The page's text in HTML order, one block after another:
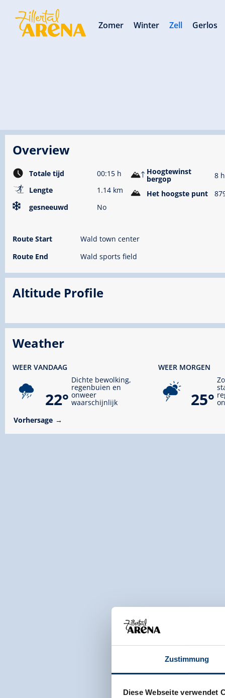
Zustimmung
Diese Webseite verwendet
Overview
Totale tijd 00:15 h
🅇 Lengte
1.14 km
gesneeuwd
No
Hoogtewinst
bergop
8
Het hoogste punt
Route Start
Wald town center
Route End
Wald sports field
Altitude Profile
Weather
WEER VANDAAG
22°
Dichte bewolking,
regenbuien en
onweer
waarschijnlijk
WEER MORGEN
25°
Vorhersage
Zomer Winter Zell Gerlos